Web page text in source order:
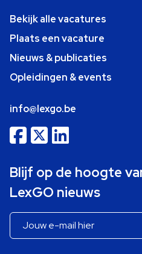
Bekijk alle vacatures
Plaats een vacature
Nieuws & publicaties
Opleidingen & events
info@lexgo.be
Blijf op de hoogte
LexGO nieuws